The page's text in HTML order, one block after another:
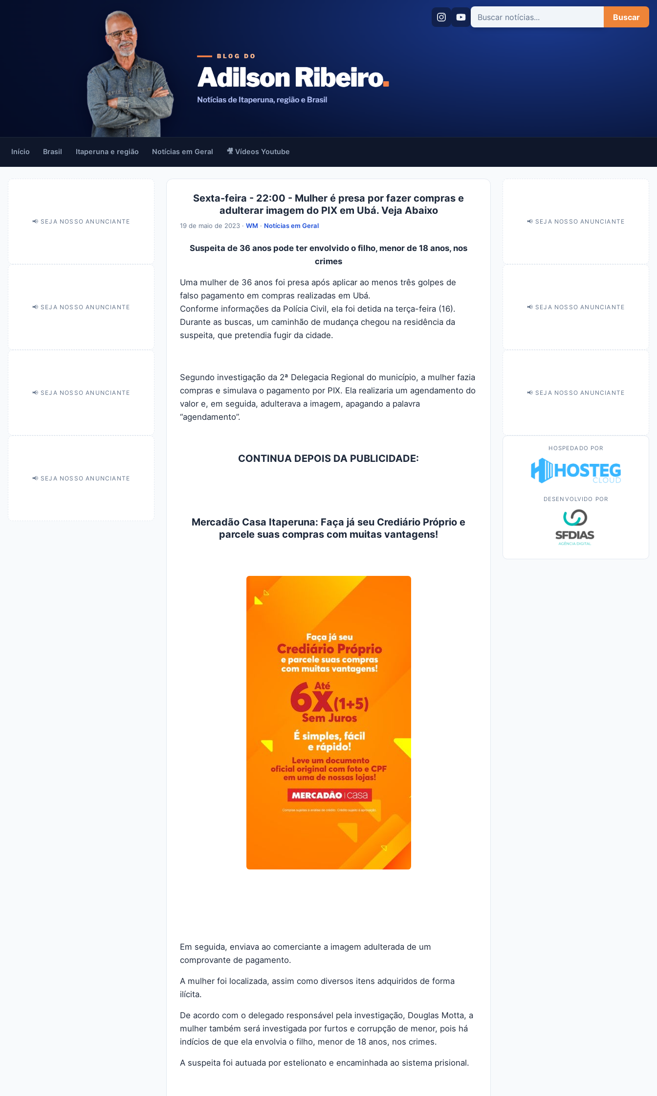
Buscar
Início Brasil Itaperuna e região Notícias em Geral 🎥 Vídeos Youtube
📢 SEJA NOSSO ANUNCIANTE
📢 SEJA NOSSO ANUNCIANTE
📢 SEJA NOSSO ANUNCIANTE
📢 SEJA NOSSO ANUNCIANTE
Sexta-feira - 22:00 - Mulher é presa por fazer compras e
adulterar imagem do PIX em Ubá. Veja Abaixo
19 de maio de 2023 ·WM · Notícias em Geral
Suspeita de 36 anos pode ter envolvido o filho, menor de 18 anos, nos
crimes
Uma mulher de 36 anos foi presa após aplicar ao menos três golpes de
falso pagamento em compras realizadas em Ubá.
Conforme informações da Polícia Civil, ela foi detida na terça-feira (16).
Durante as buscas, um caminhão de mudança chegou na residência da
suspeita, que pretendia fugir da cidade.
Segundo investigação da 2ª Delegacia Regional do município, a mulher fazia
compras e simulava o pagamento por PIX. Ela realizaria um agendamento do
valor e, em seguida, adulterava a imagem, apagando a palavra
“agendamento”.
CONTINUA DEPOIS DA PUBLICIDADE:
Mercadão Casa Itaperuna: Faça já seu Crediário Próprio e
parcele suas compras com muitas vantagens!
Em seguida, enviava ao comerciante a imagem adulterada de um
comprovante de pagamento.
A mulher foi localizada, assim como diversos itens adquiridos de forma
ilícita.
De acordo com o delegado responsável pela investigação, Douglas Motta, a
mulher também será investigada por furtos e corrupção de menor, pois há
indícios de que ela envolvia o filho, menor de 18 anos, nos crimes.
A suspeita foi autuada por estelionato e encaminhada ao sistema prisional.
📢 SEJA NOSSO ANUNCIANTE
📢 SEJA NOSSO ANUNCIANTE
📢 SEJA NOSSO ANUNCIANTE
HOSPEDADO POR
DESENVOLVIDO POR